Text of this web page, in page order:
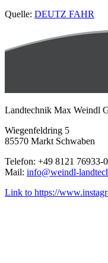
Quelle: DEUTZ FAHR
Landtechnik Max Weindl
Wiegenfeldring 5
85570 Markt Schwaben
Telefon: +49 8121 76933-0
Mail: info@weindl-
Link to https://